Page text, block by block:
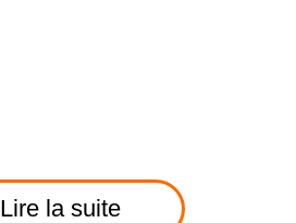
Lire la suite